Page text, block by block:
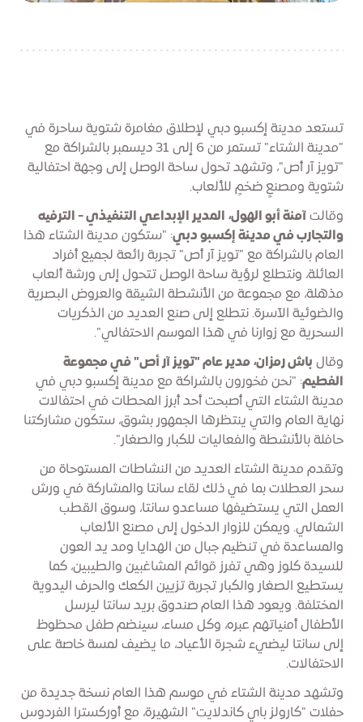
تستعد مدينة إكسبو دبي لإطلاق مغامرة شتوية ساحرة في
"مدينة الشتاء" تستمر من 6 إلى 31 ديسمبر بالشراكة مع
"تويز آر أص"، وتشهد تحول ساحة الوصل إلى وجهة احتفالية
شتوية ومصنعٍ ضخمٍ للألعاب.
وقالت آمنة أبو الهول، المدير الإبداعي التنفيذي - الترفيه
والتجارب في مدينة إكسبو دبي: "ستكون مدينة الشتاء هذا
العام بالشراكة مع "تويز آر أص" تجربة رائعة لجميع أفراد
العائلة، ونتطلع لرؤية ساحة الوصل تتحول إلى ورشة ألعاب
مذهلة، مع مجموعة من الأنشطة الشيقة والعروض البصرية
والضوئية الآسرة. نتطلع إلى صنع العديد من الذكريات
السحرية مع زوارنا في هذا الموسم الاحتفالي".
وقال باش رمزان، مدير عام "تويز آر أص" في مجموعة
الفطيم: "نحن فخورون بالشراكة مع مدينة إكسبو دبي في
مدينة الشتاء التي أصبحت أحد أبرز المحطات في احتفالات
نهاية العام والتي ينتظرها الجمهور بشوق، ستكون مشاركتنا
حافلة بالأنشطة والفعاليات للكبار والصغار".
وتقدم مدينة الشتاء العديد من النشاطات المستوحاة من
سحر العطلات بما في ذلك لقاء سانتا والمشاركة في ورش
العمل التي يستضيفها مساعدو سانتا، وسوق القطب
الشمالي. ويمكن للزوار الدخول إلى مصنع الألعاب
والمساعدة في تنظيم جبال من الهدايا ومد يد العون
للسيدة كلوز وهي تفرز قوائم المشاغبين والطيبين، كما
يستطيع الصغار والكبار تجربة تزيين الكعك والحرف اليدوية
المختلفة. ويعود هذا العام صندوق بريد سانتا ليرسل
الأطفال أمنياتهم عبره، وكل مساء، سينضم طفل محظوظ
إلى سانتا ليضيء شجرة الأعياد، ما يضيف لمسة خاصة على
الاحتفالات.
وتشهد مدينة الشتاء في موسم هذا العام نسخة جديدة من
حفلات "كارولز باي كاندلايت" الشهيرة، مع أوركسترا الفردوس